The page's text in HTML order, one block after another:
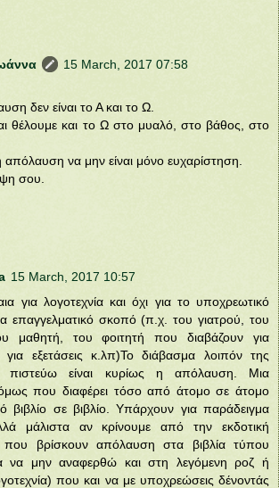
15 March, 2017 07:58
δεν είναι το Α και το Ω.
θέλουμε και το Ω στο μυαλό, στο βάθος, στο
να μην είναι μόνο ευχαρίστηση.
σου.
15 March, 2017 10:57
για λογοτεχνία και όχι για το υποχρεωτικό
επαγγελματικό σκοπό (π.χ. του γιατρού, του
μαθητή, του φοιτητή που διαβάζουν για
εξετάσεις κ.λπ)Το διάβασμα λοιπόν της
πιστεύω είναι κυρίως η απόλαυση. Μια
που διαφέρει τόσο από άτομο σε άτομο
βιβλίο σε βιβλίο. Υπάρχουν για παράδειγμα
μάλιστα αν κρίνουμε από την εκδοτική
βρίσκουν απόλαυση στα βιβλία τύπου
να μην αναφερθώ και στη λεγόμενη ροζ ή
που και να με υποχρεώσεις δένοντάς